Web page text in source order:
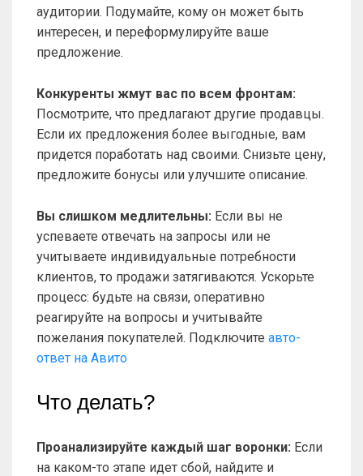
аудитории. Подумайте, кому он может быть
интересен, и переформулируйте ваше
предложение.
Конкуренты жмут вас по всем фронтам:
Посмотрите, что предлагают другие продавцы.
Если их предложения более выгодные, вам
придется поработать над своими. Снизьте цену,
предложите бонусы или улучшите описание.
Вы слишком медлительны: Если вы не
успеваете отвечать на запросы или не
учитываете индивидуальные потребности
клиентов, то продажи затягиваются. Ускорьте
процесс: будьте на связи, оперативно
реагируйте на вопросы и учитывайте
пожелания покупателей. Подключите авто-
ответ на Авито
Что делать?
Проанализируйте каждый шаг воронки: Если
на каком-то этапе идет сбой, найдите и